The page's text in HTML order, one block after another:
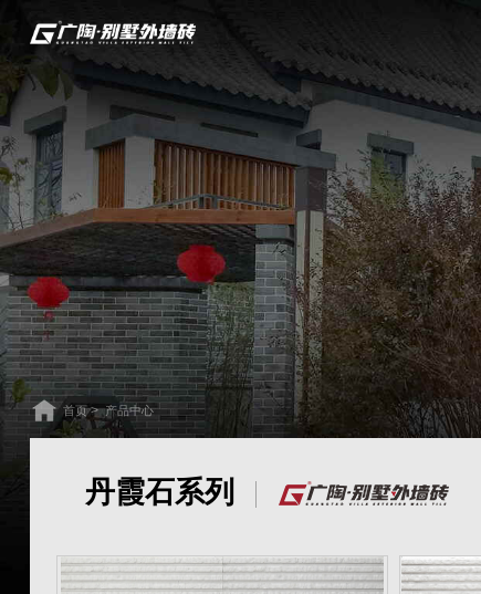
首页>产品中心
丹霞石系列